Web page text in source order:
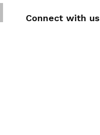
Connect with us